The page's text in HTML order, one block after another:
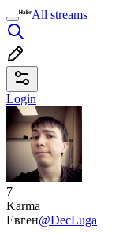
All streams
Login
7
Karma
Евген@DecLuga